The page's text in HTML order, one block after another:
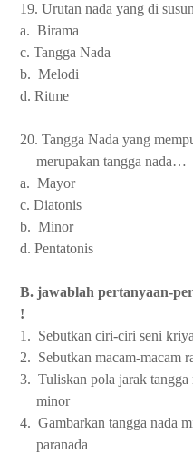
19. Urutan nada yang di
a.
c. Tangga Nada
b.
d. Ritme
20. Tangga Nada yang
merupakan tangga nada…
a.
c. Diatonis
b.
d. Pentatonis
B. jawablah pertanyaan-
!
1. Sebutkan ciri-ciri seni
2. Sebutkan macam-macam
3. Tuliskan pola jarak tangga
minor
4. Gambarkan tangga nada
paranada